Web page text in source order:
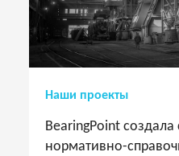
Наши проекты
BearingPoint
нормативно-